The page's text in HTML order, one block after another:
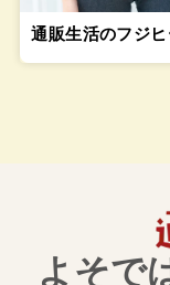
通販生活のフジヒ
よそで